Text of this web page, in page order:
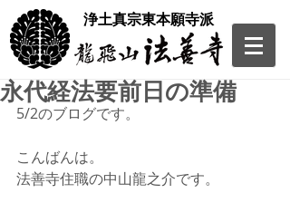
​浄土真宗東本願寺派
永代経法要前日の準備
5/2のブログです。
こんばんは。
法善寺住職の中山龍之介です。